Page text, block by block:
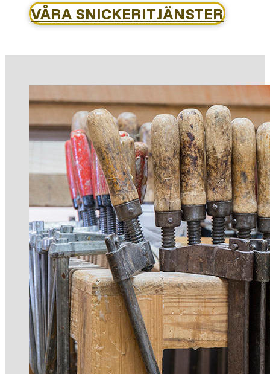
VÅRA SNICKERITJÄNSTER